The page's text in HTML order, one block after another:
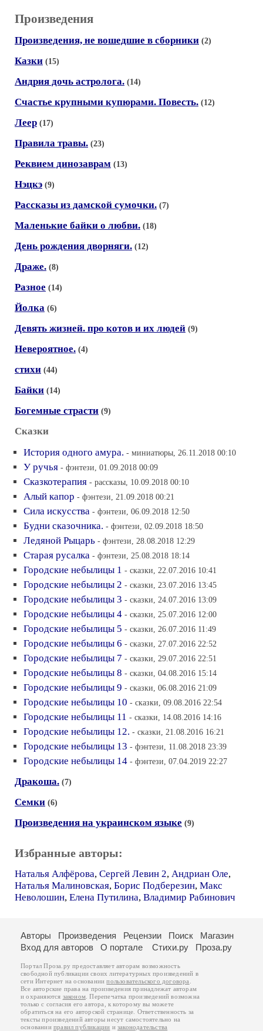
Произведения
Произведения, не вошедшие в сборники (2)
Казки (15)
Андрия дочь астролога. (14)
Счастье крупными купюрами. Повесть. (12)
Леер (17)
Правила травы. (23)
Реквием динозаврам (13)
Нэцкэ (9)
Рассказы из дамской сумочки. (7)
Маленькие байки о любви. (18)
День рождения дворняги. (12)
Драже. (8)
Разное (14)
Йолка (6)
Девять жизней. про котов и их людей (9)
Невероятное. (4)
стихи (44)
Байки (14)
Богемные страсти (9)
Сказки
История одного амура. - миниатюры, 26.11.2018 00:10
У ручья - фэнтези, 01.09.2018 00:09
Сказкотерапия - рассказы, 10.09.2018 00:10
Алый капор - фэнтези, 21.09.2018 00:21
Сила искусства - фэнтези, 06.09.2018 12:50
Будни сказочника. - фэнтези, 02.09.2018 18:50
Ледяной Рыцарь - фэнтези, 28.08.2018 12:29
Старая русалка - фэнтези, 25.08.2018 18:14
Городские небылицы 1 - сказки, 22.07.2016 10:41
Городские небылицы 2 - сказки, 23.07.2016 13:45
Городские небылицы 3 - сказки, 24.07.2016 13:09
Городские небылицы 4 - сказки, 25.07.2016 12:00
Городские небылицы 5 - сказки, 26.07.2016 11:49
Городские небылицы 6 - сказки, 27.07.2016 22:52
Городские небылицы 7 - сказки, 29.07.2016 22:51
Городские небылицы 8 - сказки, 04.08.2016 15:14
Городские небылицы 9 - сказки, 06.08.2016 21:09
Городские небылицы 10 - сказки, 09.08.2016 22:54
Городские небылицы 11 - сказки, 14.08.2016 14:16
Городские небылицы 12. - сказки, 21.08.2016 16:21
Городские небылицы 13 - фэнтези, 11.08.2018 23:39
Городские небылицы 14 - фэнтези, 07.04.2019 22:27
Дракоша. (7)
Семки (6)
Произведения на украинском языке (9)
Избранные авторы:
Наталья Алфёрова, Сергей Левин 2, Андриан Оле,
Наталья Малиновская, Борис Подберезин, Макс
Неволошин, Елена Путилина, Владимир Рабинович
Авторы Произведения Рецензии Поиск
Магазин
Вход для авторов
О портале Стихи.ру Проза.ру
Портал Проза.ру предоставляет авторам возможность
свободной публикации своих литературных произведений в
сети Интернет на основаниипользовательского договора
Все авторские права на произведения принадлежат авторам
и охраняются законом . Перепечатка произведений возможна
только с согласия его автора, к которому вы можете
обратиться на его авторской странице. Ответственность за
тексты произведений авторы несут самостоятельно на
основанииправил публикации изаконодательства